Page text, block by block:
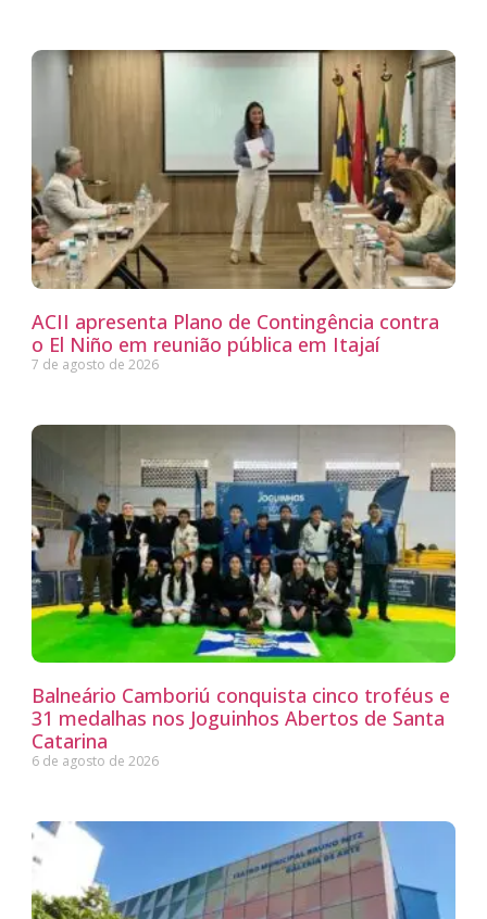
ACII apresenta Plano de Contingência contra
o El Niño em reunião pública em Itajaí
7 de agosto de 2026
Balneário Camboriú conquista cinco troféus e
31 medalhas nos Joguinhos Abertos de Santa
Catarina
6 de agosto de 2026